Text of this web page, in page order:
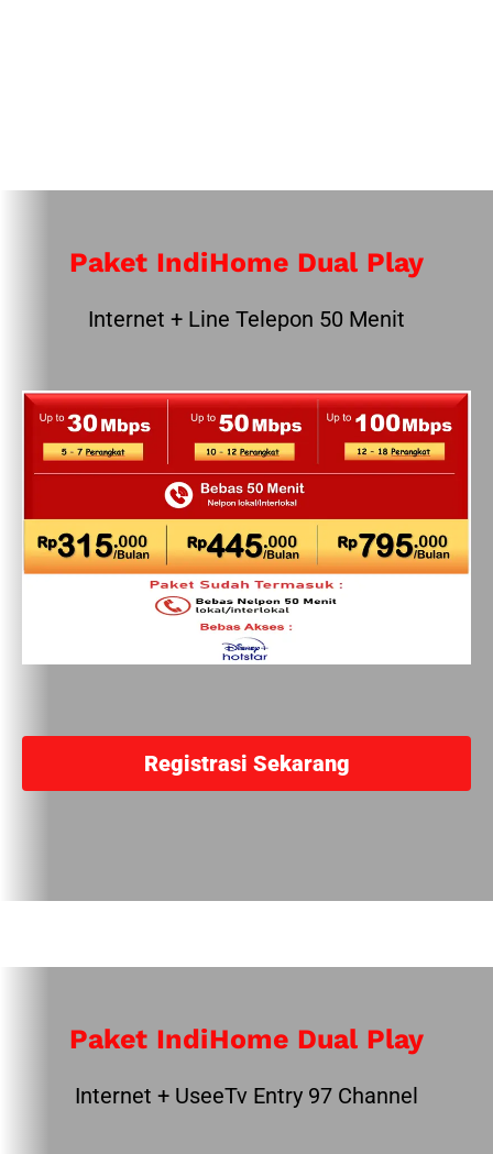
Paket IndiHome Dual Play
Internet + Line Telepon 50 Menit
Registrasi Sekarang
Paket IndiHome Dual Play
Internet + UseeTv Entry 97 Channel